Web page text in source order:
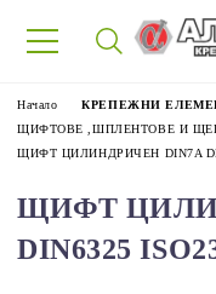
Начало
КРЕПЕЖНИ
ЩИФТОВЕ ,ШПЛЕНТОВЕ И
ЩИФТ ЦИЛИНДРИЧЕН DIN7A
ЩИФТ
DIN6325